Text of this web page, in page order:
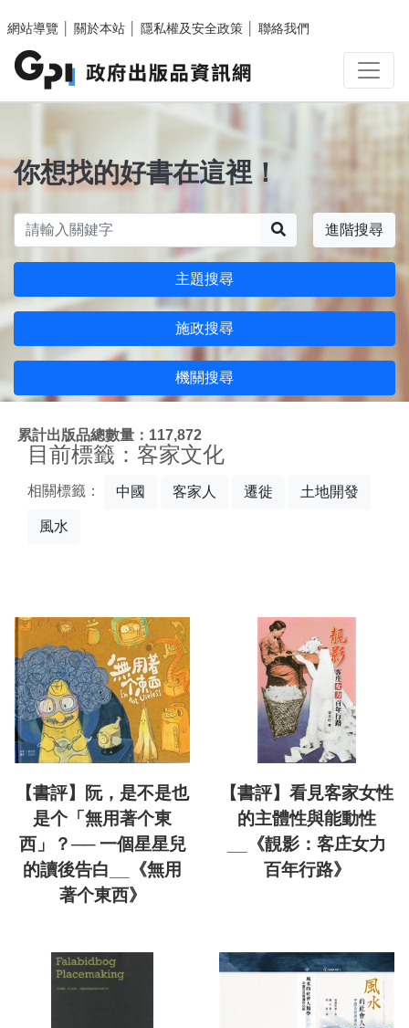
網站導覽
關於本站 隱私權及安全政策 聯絡我們
你想找的好書在這裡！
進階搜尋
主題搜尋
施政搜尋
機關搜尋
累計出版品總數量：117,872
目前標籤：客家文化
相關標籤： 中國 客家人 遷徙 土地開發
風水
【書評】阮，是不是也
是个「無用著个東
西」？── 一個星星兒
的讀後告白__《無用
著个東西》
【書評】看見客家女性
的主體性與能動性
__《靚影：客庄女力
百年行路》